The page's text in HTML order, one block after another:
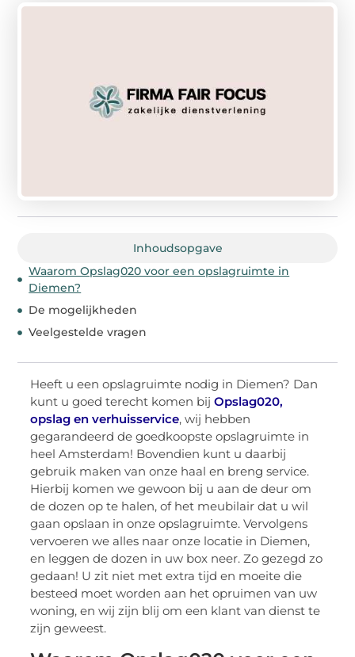
Inhoudsopgave
Waarom Opslag020 voor een opslagruimte in
Diemen?
De mogelijkheden
Veelgestelde vragen
Heeft u een opslagruimte nodig in Diemen? Dan
kunt u goed terecht komen bijOpslag020,
opslag en verhuisservice, wij hebben
gegarandeerd de goedkoopste opslagruimte in
heel Amsterdam! Bovendien kunt u daarbij
gebruik maken van onze haal en breng service.
Hierbij komen we gewoon bij u aan de deur om
de dozen op te halen, of het meubilair dat u wil
gaan opslaan in onze opslagruimte. Vervolgens
vervoeren we alles naar onze locatie in Diemen,
en leggen de dozen in uw box neer. Zo gezegd zo
gedaan! U zit niet met extra tijd en moeite die
besteed moet worden aan het opruimen van uw
woning, en wij zijn blij om een klant van dienst te
zijn geweest.